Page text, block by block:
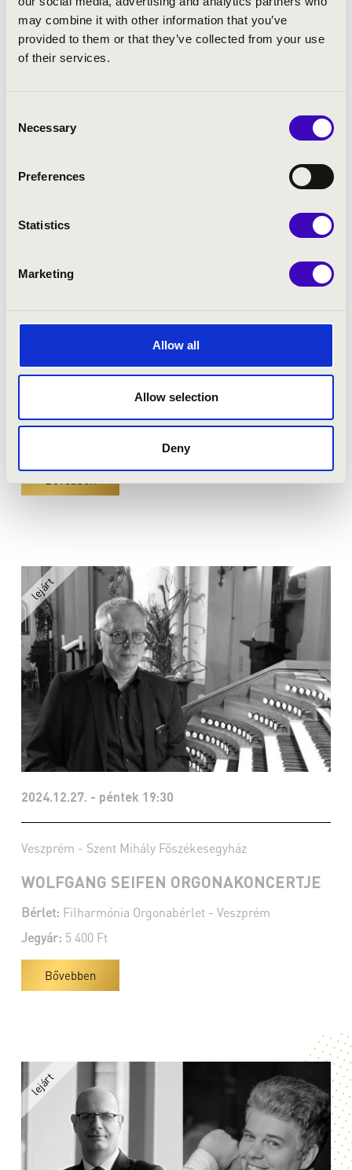
may combine it with other information that you’ve
provided to them or that they’ve collected from your use
of their services.
Selection
Necessary
Preferences
Statistics
Marketing
Allow all
Allow selection
Deny
Bérlet:Filharmónia Orgonabérlet - Veszprém
Bővebben
2024.12.27. - péntek 19:30
Veszprém - Szent Mihály Főszékesegyház
WOLFGANG SEIFEN ORGONAKONCERTJE
Bérlet: Filharmónia Orgonabérlet - Veszprém
Jegyár: 5 400 Ft
Bővebben